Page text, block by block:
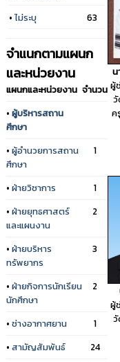
• ไม่ระบุ 63
จำแนกตามแผนก
และหน่วยงาน
แผนกและหน่วยงาน จำนวน
• ผู้บริหารสถาน
ศึกษา
• ผู้อำนวยการสถาน
ศึกษา
1
• ฝ่ายวิชาการ
1
• ฝ่ายยุทธศาสตร์
และแผนงาน
2
• ฝ่ายบริหาร
ทรัพยากร
3
• ฝ่ายกิจการนักเรียน
นักศึกษา
2
• ช่างอากาศยาน
1
• สามัญสัมพันธ์
24
น
ผู้
ค
ผู้